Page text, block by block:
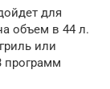
для
объем в 44 л.
или
программ